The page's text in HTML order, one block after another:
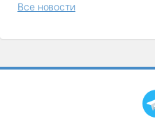
Все новости